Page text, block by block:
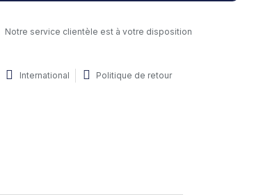
Notre service clientèle est à votre disposition
International Politique de retour